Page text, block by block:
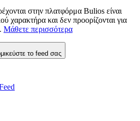
στην πλατφόρμα Bulios είναι
χαρακτήρα και δεν προορίζονται για
Μάθετε περισσότερα
το feed σας